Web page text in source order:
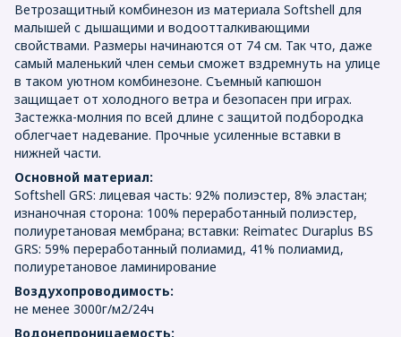
Ветрозащитный комбинезон из материала Softshell для
малышей с дышащими и водоотталкивающими
свойствами. Размеры начинаются от 74 см. Так что, даже
самый маленький член семьи сможет вздремнуть на улице
в таком уютном комбинезоне. Съемный капюшон
защищает от холодного ветра и безопасен при играх.
Застежка-молния по всей длине с защитой подбородка
облегчает надевание. Прочные усиленные вставки в
нижней части.
Основной материал:
Softshell GRS: лицевая часть: 92% полиэстер, 8% эластан;
изнаночная сторона: 100% переработанный полиэстер,
полиуретановая мембрана; вставки: Reimatec Duraplus BS
GRS: 59% переработанный полиамид, 41% полиамид,
полиуретановое ламинирование
Воздухопроводимость:
не менее 3000г/м2/24ч
Водонепроницаемость: